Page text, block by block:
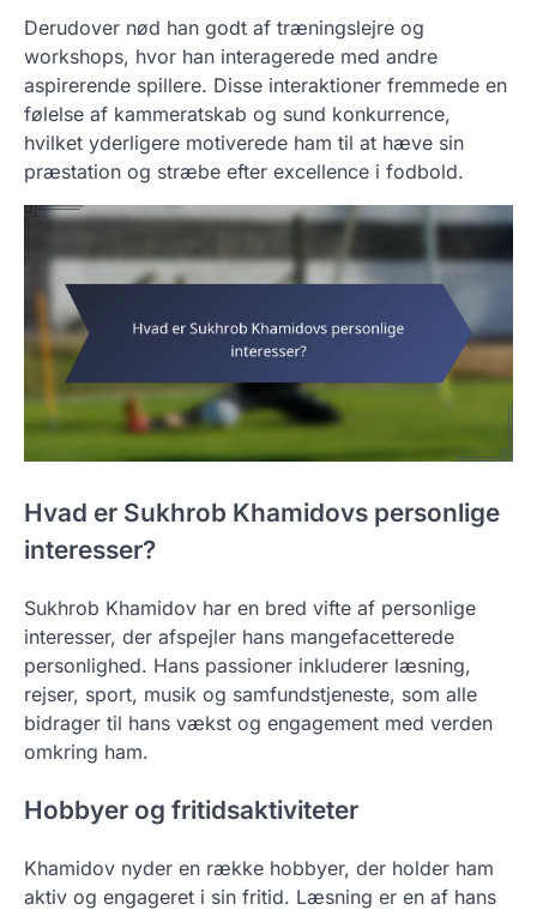
Derudover nød han godt af træningslejre og
workshops, hvor han interagerede med andre
aspirerende spillere. Disse interaktioner fremmede en
følelse af kammeratskab og sund konkurrence,
hvilket yderligere motiverede ham til at hæve sin
præstation og stræbe efter excellence i fodbold.
Hvad er Sukhrob Khamidovs personlige
interesser?
Sukhrob Khamidov har en bred vifte af personlige
interesser, der afspejler hans mangefacetterede
personlighed. Hans passioner inkluderer læsning,
rejser, sport, musik og samfundstjeneste, som alle
bidrager til hans vækst og engagement med verden
omkring ham.
Hobbyer og fritidsaktiviteter
Khamidov nyder en række hobbyer, der holder ham
aktiv og engageret i sin fritid. Læsning er en af hans